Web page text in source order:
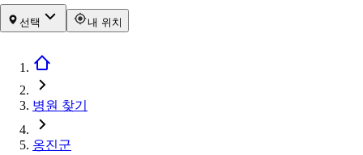
선택 내 위치
병원 찾기
옹진군